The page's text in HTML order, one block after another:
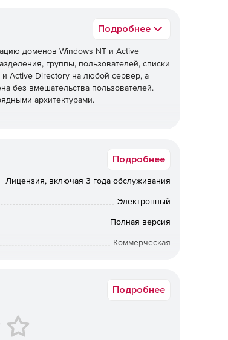
Подробнее
доменов Windows NT и Active
группы, пользователей, списки
Active Directory на любой сервер, а
без вмешательства пользователей.
архитектурами.
так и без них.
файлы CSV (их можно вручную
Подробнее
Лицензия, включая 3 года обслуживания
Электронный
Полная версия
Коммерческая
Подробнее